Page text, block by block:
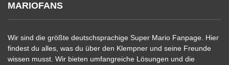
MARIOFANS
Wir sind die größte deutschsprachige Super Mario Fanpage. Hier
findest du alles, was du über den Klempner und seine Freunde
wissen musst. Wir bieten umfangreiche Lösungen und die